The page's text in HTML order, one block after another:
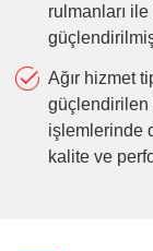
rulmanları
Ağır hizmet
güçlendirilen
işlemlerinde
kalite ve